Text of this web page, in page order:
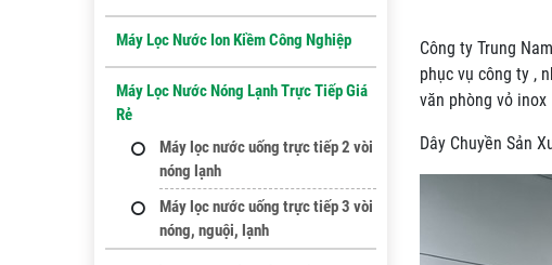
Công ty Trung
phục vụ công ty ,
văn phòng vỏ inox
Dây Chuyền Sản
Máy Lọc Nước Ion Kiềm Công Nghiệp
Máy Lọc Nước Nóng Lạnh Trực Tiếp Giá
Rẻ
Máy lọc nước uống trực tiếp 2 vòi
nóng lạnh
Máy lọc nước uống trực tiếp 3 vòi
nóng, nguội, lạnh